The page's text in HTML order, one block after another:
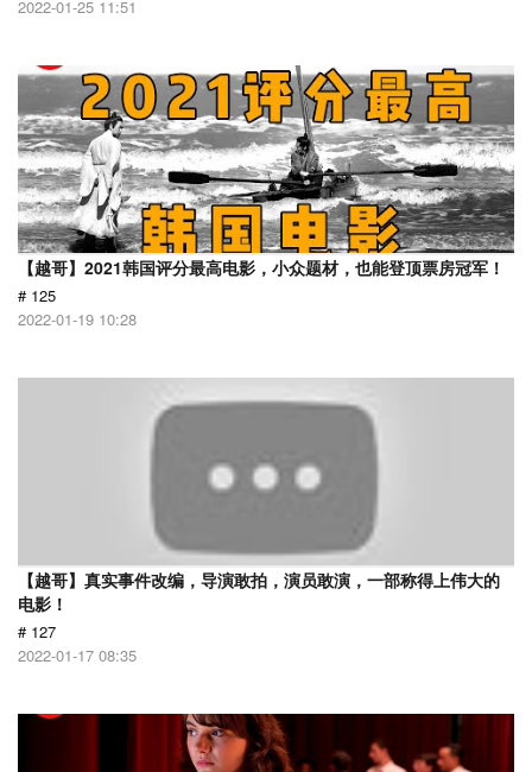
2022-01-25 11:51
【越哥】2021韩国评分最高电影，小众题材，也能登顶票房冠军！
# 125
2022-01-19 10:28
【越哥】真实事件改编，导演敢拍，演员敢演，一部称得上伟大的
电影！
# 127
2022-01-17 08:35